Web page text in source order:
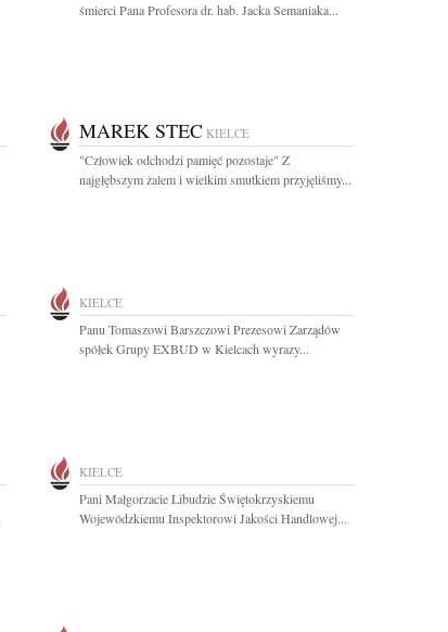
śmierci Pana Profesora dr. hab. Jacka Semaniaka...
MAREK STEC KIELCE
"Człowiek odchodzi pamięć pozostaje" Z
najgłębszym żalem i wielkim smutkiem przyjęliśmy...
KIELCE
Panu Tomaszowi Barszczowi Prezesowi Zarządów
spółek Grupy EXBUD w Kielcach wyrazy...
KIELCE
Pani Małgorzacie Libudzie Świętokrzyskiemu
Wojewódzkiemu Inspektorowi Jakości Handlowej...